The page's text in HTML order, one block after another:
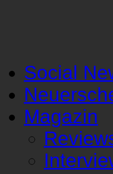
Social
Magazin